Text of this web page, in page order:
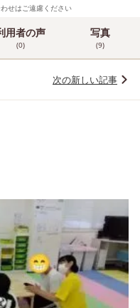
せはご遠慮ください
用者の声
(0)
写真
(9)
次の新しい記事